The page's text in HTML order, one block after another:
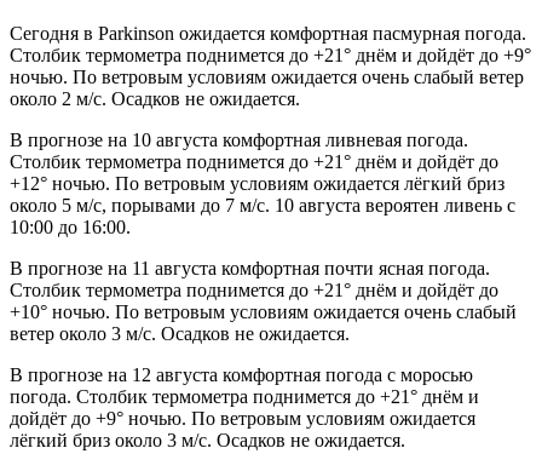
Сегодня в Parkinson ожидается комфортная пасмурная погода.
Столбик термометра поднимется до +21° днём и дойдёт до +9°
ночью. По ветровым условиям ожидается очень слабый ветер
около 2 м/с. Осадков не ожидается.
В прогнозе на 10 августа комфортная ливневая погода.
Столбик термометра поднимется до +21° днём и дойдёт до
+12° ночью. По ветровым условиям ожидается лёгкий бриз
около 5 м/с, порывами до 7 м/с. 10 августа вероятен ливень с
10:00 до 16:00.
В прогнозе на 11 августа комфортная почти ясная погода.
Столбик термометра поднимется до +21° днём и дойдёт до
+10° ночью. По ветровым условиям ожидается очень слабый
ветер около 3 м/с. Осадков не ожидается.
В прогнозе на 12 августа комфортная погода с моросью
погода. Столбик термометра поднимется до +21° днём и
дойдёт до +9° ночью. По ветровым условиям ожидается
лёгкий бриз около 3 м/с. Осадков не ожидается.